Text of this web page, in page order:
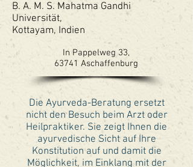
B. A. M. S. Mahatma Gandhi
Universität,
Kottayam, Indien
In Pappelweg 33,
63741 Aschaffenburg
Die Ayurveda-Beratung ersetzt
nicht den Besuch beim Arzt oder
Heilpraktiker. Sie zeigt Ihnen die
ayurvedische Sicht auf Ihre
Konstitution auf und damit die
Möglichkeit, im Einklang mit der